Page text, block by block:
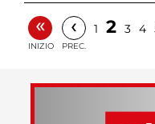
«
INIZIO
‹
PREC.
1 2 3 4